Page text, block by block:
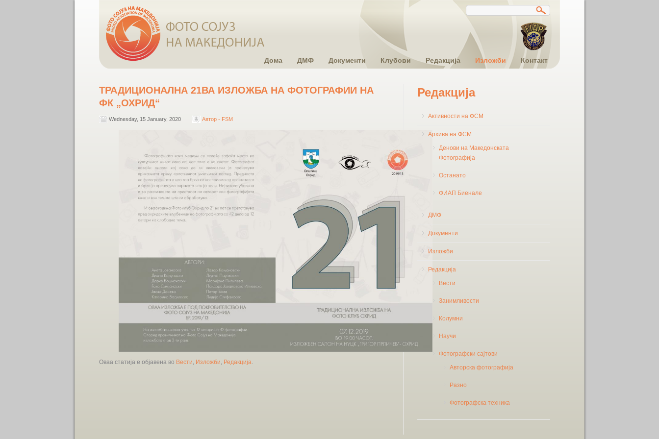
Дома ДМФ Документи Клубови Редакција Изложби Контакт
ТРАДИЦИОНАЛНА 21ВА ИЗЛОЖБА НА ФОТОГРАФИИ НА
ФК „ОХРИД“
Wednesday, 15 January, 2020 Автор - FSM
Оваа статија е објавена во Вести Изложби Редакција
Редакција
Активности на ФСМ
Архива на ФСМ
Денови на Македонската
Фотографија
Останато
ФИАП Биенале
ДМФ
Документи
Изложби
Редакција
Вести
Занимливости
Колумни
Научи
Фотографски сајтови
Авторска фотографија
Разно
Фотографска техника